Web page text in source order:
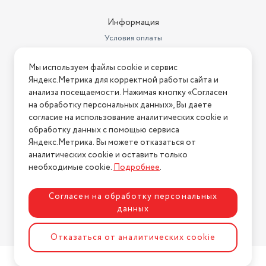
размеры106 × 98 × 26 мм
креплениенастенное крепление
держательскладная подставка
Информация
Условия оплаты
Условия возврата
Нашли ошибку на сайте? Напишите нам
2026 © Интернет-магазин "АстМаркет". У нас есть всё!
Политика конфиденциальности
Разработка сайтаASTDESIGN
Мы используем файлы cookie и сервис
Яндекс.Метрика для корректной работы сайта и
анализа посещаемости. Нажимая кнопку «Согласен
на обработку персональных данных», Вы даете
согласие на использование аналитических cookie и
обработку данных с помощью сервиса
Яндекс.Метрика. Вы можете отказаться от
аналитических cookie и оставить только
необходимые cookie.Подробнее.
Согласен на обработку персональных
данных
Отказаться от аналитических cookie